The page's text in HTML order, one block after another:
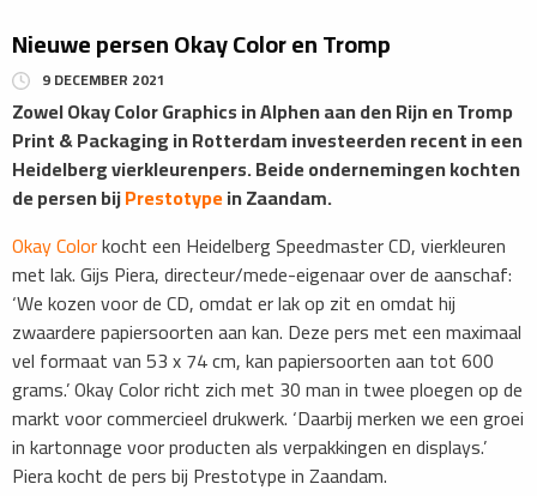
Nieuwe persen Okay Color en Tromp
9 DECEMBER 2021
Zowel Okay Color Graphics in Alphen aan den Rijn en Tromp
Print & Packaging in Rotterdam investeerden recent in een
Heidelberg vierkleurenpers. Beide ondernemingen kochten
de persen bijPrestotypein Zaandam.
Okay Colorkocht een Heidelberg Speedmaster CD, vierkleuren
met lak. Gijs Piera, directeur/mede-eigenaar over de aanschaf:
‘We kozen voor de CD, omdat er lak op zit en omdat hij
zwaardere papiersoorten aan kan. Deze pers met een maximaal
vel formaat van 53 x 74 cm, kan papiersoorten aan tot 600
grams.’ Okay Color richt zich met 30 man in twee ploegen op de
markt voor commercieel drukwerk. ‘Daarbij merken we een groei
in kartonnage voor producten als verpakkingen en displays.’
Piera kocht de pers bij Prestotype in Zaandam.